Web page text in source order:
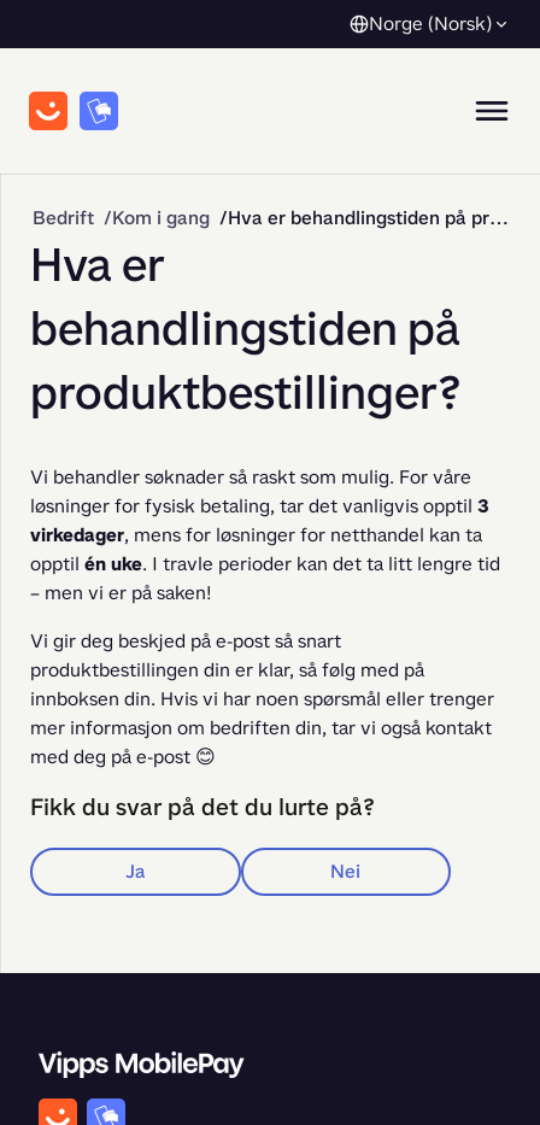
Norge (Norsk)
Bedrift Kom i gang Hva er behandlingstiden på produktbestillinger?
Hva er
behandlingstiden på
produktbestillinger?
Vi behandler søknader så raskt som mulig. For våre
løsninger for fysisk betaling, tar det vanligvis opptil 3
virkedager, mens for løsninger for netthandel kan ta
opptil én uke. I travle perioder kan det ta litt lengre tid
– men vi er på saken!
Vi gir deg beskjed på e-post så snart
produktbestillingen din er klar, så følg med på
innboksen din. Hvis vi har noen spørsmål eller trenger
mer informasjon om bedriften din, tar vi også kontakt
med deg på e-post 😊
Fikk du svar på det du lurte på?
Ja Nei